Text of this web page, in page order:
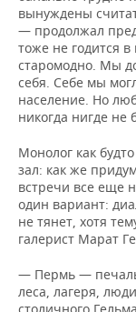
вынуждены
— продолжал
тоже не годится в
старомодно. Мы
себя. Себе мы
население. Но
никогда нигде
Монолог как
зал: как же
встречи все еще
один вариант:
не тянет, хотя
галерист Марат
— Пермь —
леса, лагеря,